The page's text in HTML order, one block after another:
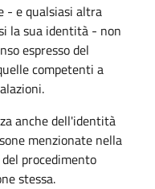
- e qualsiasi altra
la sua identità - non
espresso del
competenti a
anche dell'identità
menzionate nella
procedimento
stessa.